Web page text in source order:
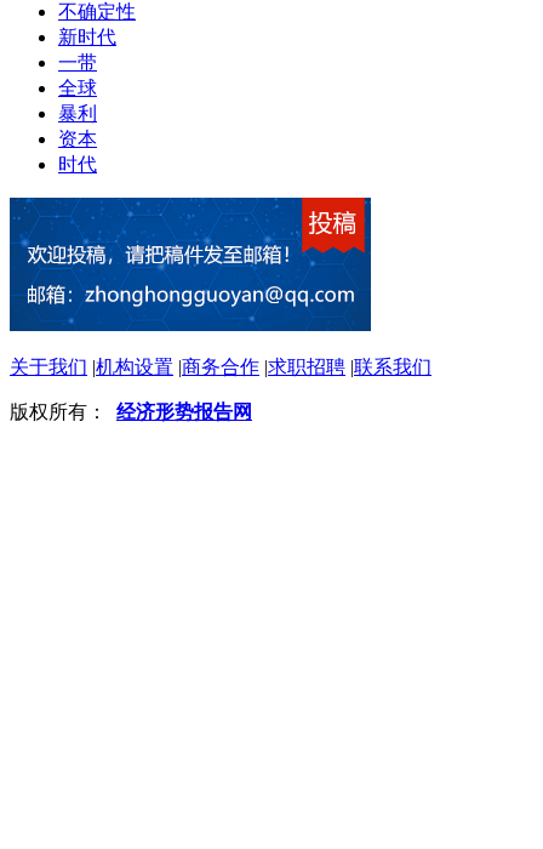
不确定性
新时代
一带
全球
暴利
资本
时代
关于我们 |机构设置 |商务合作 |求职招聘 |联系我们
版权所有： 经济形势报告网